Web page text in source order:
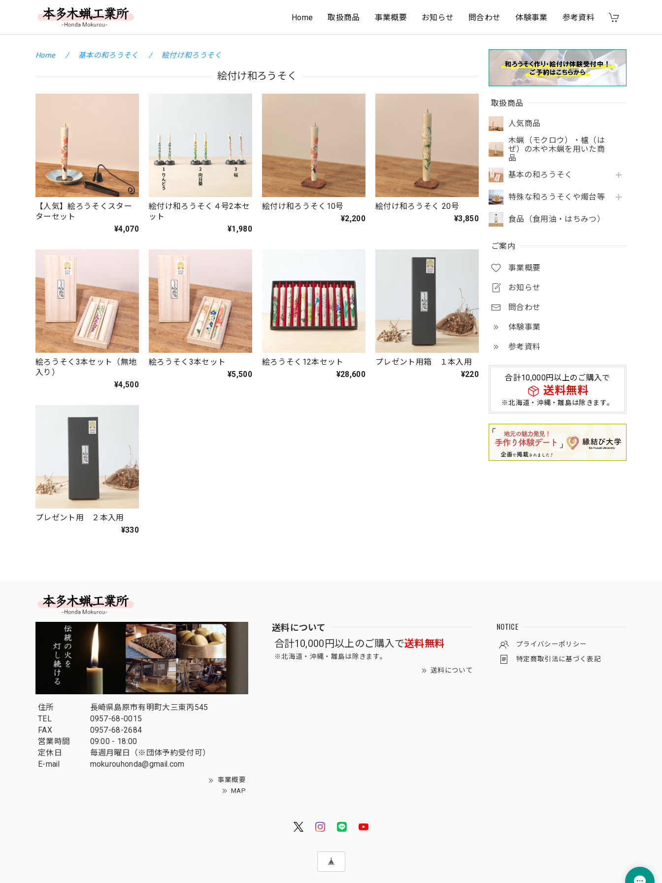
Home 取扱商品 事業概要 お知らせ 問合わせ 体験事業 参考資料
取扱商品
人気商品
木蝋（モクロウ）・櫨（は
ぜ）の木や木蝋を用いた商
品
基本の和ろうそく
特殊な和ろうそくや燭台等
食品（食用油・はちみつ）
ご案内
事業概要
お知らせ
問合わせ
体験事業
参考資料
合計10,000円以上のご購入で
送料無料
※北海道・沖縄・離島は除きます。
Home 基本の和ろうそく 絵付け和ろうそく
絵付け和ろうそく
【人気】絵ろうそくスター
ターセット
¥4,070
絵付け和ろうそく４号2本セ
ット
¥1,980
絵付け和ろうそく10号
¥2,200
絵付け和ろうそく 20号
¥3,850
絵ろうそく3本セット（無地
入り）
¥4,500
絵ろうそく3本セット
¥5,500
絵ろうそく12本セット
¥28,600
プレゼント用箱 １本入用
¥220
プレゼント用 ２本入用
¥330
住所
長崎県島原市有明町大三東丙545
TEL
0957-68-0015
FAX
0957-68-2684
営業時間
09:00 - 18:00
定休日
毎週月曜日（※団体予約受付可）
E-mail
mokurouhonda@gmail.com
事業概要
MAP
送料について
合計10,000円以上のご購入で送料無料
※北海道・沖縄・離島は除きます。
送料について
NOTICE
プライバシーポリシー
特定商取引法に基づく表記